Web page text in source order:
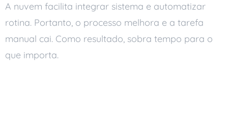
A nuvem facilita integrar sistema e automatizar
rotina. Portanto, o processo melhora e a tarefa
manual cai. Como resultado, sobra tempo para o
que importa.